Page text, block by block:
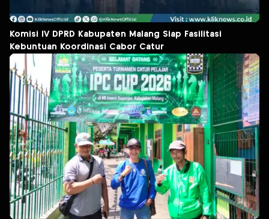
Komisi IV DPRD Kabupaten Malang Siap Fasilitasi
Kebuntuan Koordinasi Cabor Catur